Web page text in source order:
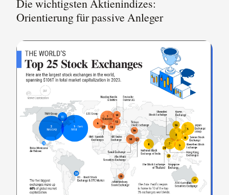
Die wichtigsten Aktienindizes:
Orientierung für passive Anleger